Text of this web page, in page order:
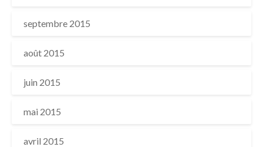
septembre 2015
août 2015
juin 2015
mai 2015
avril 2015